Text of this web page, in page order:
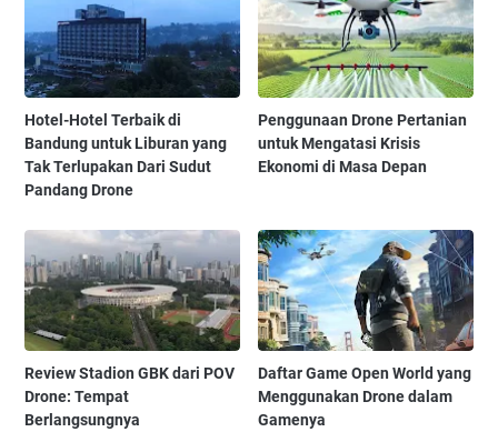
Hotel-Hotel Terbaik di
Bandung untuk Liburan yang
Tak Terlupakan Dari Sudut
Pandang Drone
Penggunaan Drone Pertanian
untuk Mengatasi Krisis
Ekonomi di Masa Depan
Review Stadion GBK dari POV
Drone: Tempat
Berlangsungnya
Daftar Game Open World yang
Menggunakan Drone dalam
Gamenya